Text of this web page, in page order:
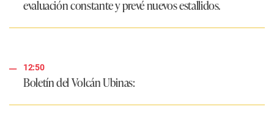
evaluación constante y prevé nuevos estallidos.
12:50
Boletín del Volcán Ubinas: